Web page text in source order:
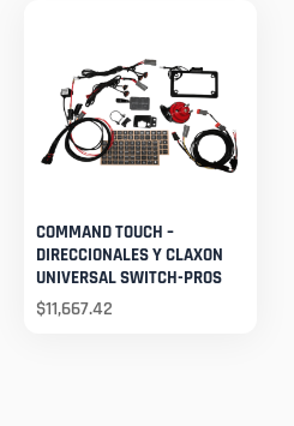
COMMAND TOUCH –
DIRECCIONALES Y CLAXON
UNIVERSAL SWITCH-PROS
$11,667.42